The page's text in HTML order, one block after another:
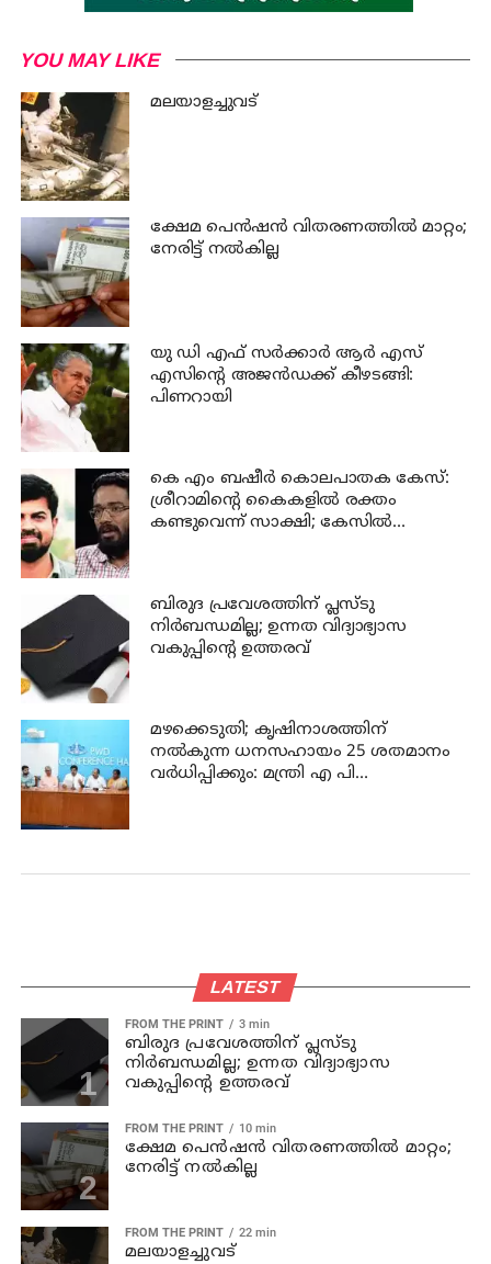
YOU MAY LIKE
മലയാളച്ചുവട്
ക്ഷേമ പെന്‍ഷന്‍ വിതരണത്തില്‍ മാറ്റം;
നേരിട്ട് നല്‍കില്ല
യു ഡി എഫ് സര്‍ക്കാര്‍ ആര്‍ എസ്
എസിന്റെ അജന്‍ഡക്ക്‌ കീഴടങ്ങി:
പിണറായി
കെ എം ബഷീര്‍ കൊലപാതക കേസ്:
ശ്രീറാമിന്റെ കൈകളില്‍ രക്തം
കണ്ടുവെന്ന് സാക്ഷി; കേസില്‍
ബിരുദ പ്രവേശത്തിന് പ്ലസ്ടു
നിര്‍ബന്ധമില്ല; ഉന്നത വിദ്യാഭ്യാസ
വകുപ്പിന്റെ ഉത്തരവ്
മഴക്കെടുതി; കൃഷിനാശത്തിന്
നല്‍കുന്ന ധനസഹായം 25 ശതമാനം
വര്‍ധിപ്പിക്കും: മന്ത്രി എ പി
LATEST
FROM THE PRINT 3 min
ബിരുദ പ്രവേശത്തിന് പ്ലസ്ടു
നിര്‍ബന്ധമില്ല; ഉന്നത വിദ്യാഭ്യാസ
വകുപ്പിന്റെ ഉത്തരവ്
FROM THE PRINT 10 min
ക്ഷേമ പെന്‍ഷന്‍ വിതരണത്തില്‍ മാറ്റം;
നേരിട്ട് നല്‍കില്ല
FROM THE PRINT 22 min
മലയാളച്ചുവട്